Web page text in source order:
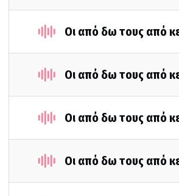
Οι από δω τους από
Οι από δω τους από
Οι από δω τους από
Οι από δω τους από